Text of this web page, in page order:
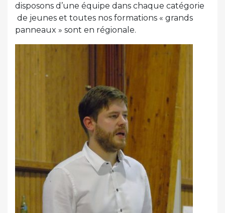
disposons d’une équipe dans chaque catégorie
de jeunes et toutes nos formations « grands
panneaux » sont en régionale.